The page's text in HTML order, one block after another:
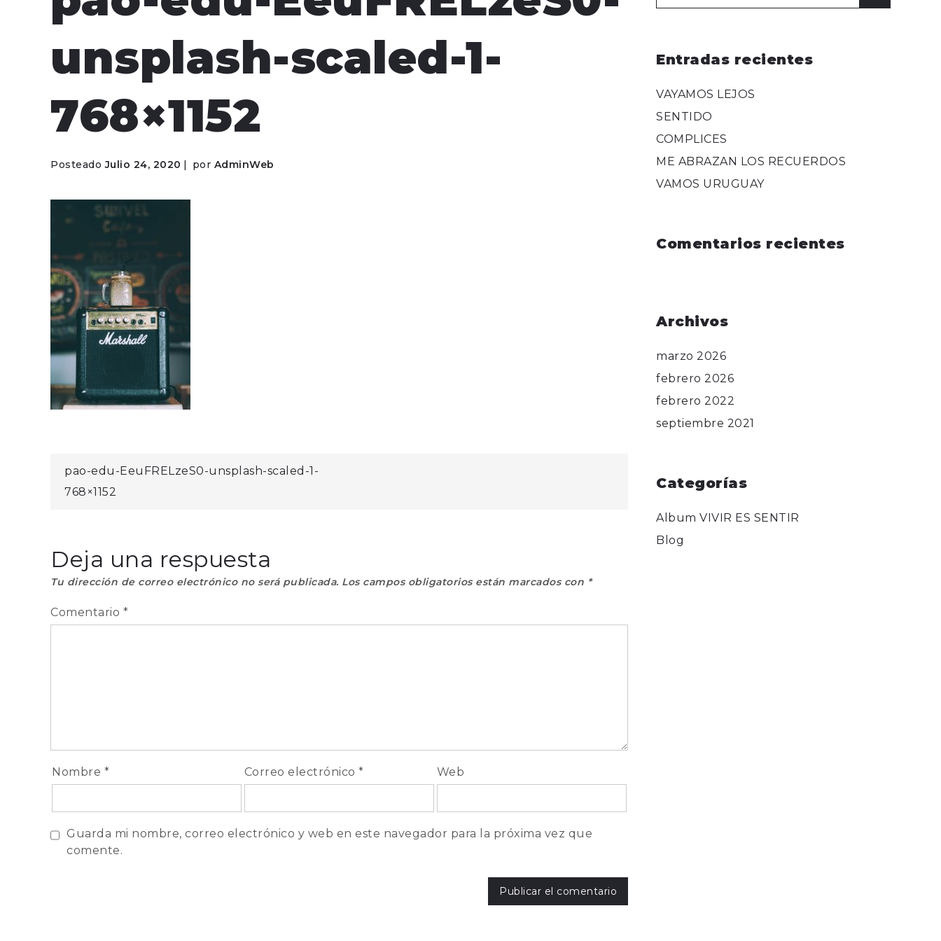
unsplash-scaled-1-
768×1152
PosteadoJulio 24, 2020 por AdminWeb
Navegación
entradas
pao-edu-EeuFRELzeS0-unsplash-scaled-1-
768×1152
Deja una respuesta
Tu dirección de correo electrónico no será publicada. Los campos obligatorios están marcados con *
Comentario *
Nombre * Correo electrónico* Web
Guarda mi nombre, correo electrónico y web en este navegador para la próxima vez que
comente.
Entradas recientes
VAYAMOS LEJOS
SENTIDO
COMPLICES
ME ABRAZAN LOS RECUERDOS
VAMOS URUGUAY
Comentarios recientes
Archivos
marzo 2026
febrero 2026
febrero 2022
septiembre 2021
Categorías
Album VIVIR ES SENTIR
Blog